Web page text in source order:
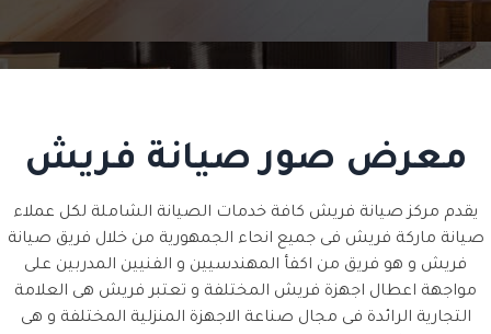
معرض صور صيانة فريش
يقدم مركز صيانة فريش كافة خدمات الصيانة الشاملة لكل عملاء
صيانة ماركة فريش فى جميع انحاء الجمهورية من خلال فريق صيانة
فريش و هو فريق من اكفأ المهندسيين و الفنيين المدربين على
مواجهة اعطال اجهزة فريش المختلفة و تعتبر فريش هى العلامة
التجارية الرائدة فى مجال صناعة الاجهزة المنزلية المختلفة و هى